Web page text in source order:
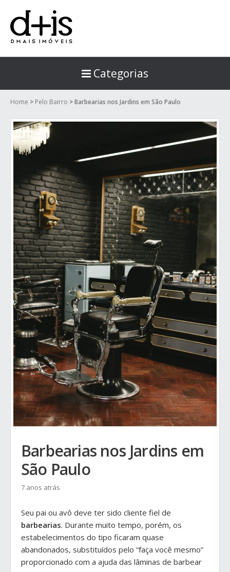
Categorias
Home > Pelo Bairro >Barbearias nos Jardins em São Paulo
Barbearias nos Jardins em
São Paulo
7 anos atrás
Seu pai ou avô deve ter sido cliente fiel de
barbearias. Durante muito tempo, porém, os
estabelecimentos do tipo ficaram quase
abandonados, substituídos pelo “faça você mesmo”
proporcionado com a ajuda das lâminas de barbear